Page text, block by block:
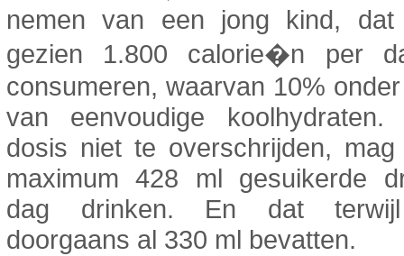
nemen van een jong kind, dat
gezien 1.800 calorie�n per
consumeren, waarvan 10%
van eenvoudige
dosis niet te overschrijden,
maximum 428 ml gesuikerde
dag drinken. En dat
doorgaans al 330 ml bevatten.